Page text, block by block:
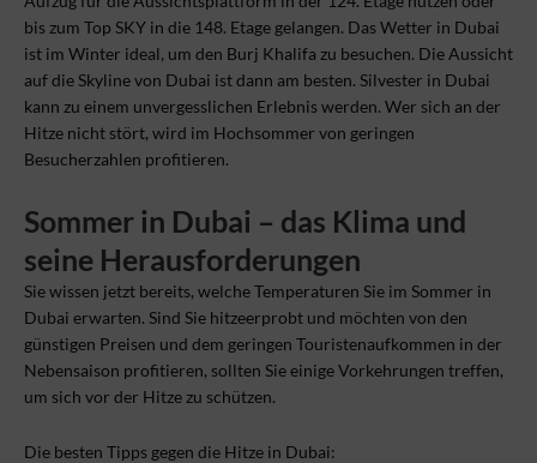
bis zum Top SKY in die 148. Etage gelangen. Das Wetter in Dubai
ist im Winter ideal, um den Burj Khalifa zu besuchen. Die Aussicht
auf die Skyline von Dubai ist dann am besten. Silvester in Dubai
kann zu einem unvergesslichen Erlebnis werden. Wer sich an der
Hitze nicht stört, wird im Hochsommer von geringen
Besucherzahlen profitieren.
Sommer in Dubai – das Klima und
seine Herausforderungen
Sie wissen jetzt bereits, welche Temperaturen Sie im Sommer in
Dubai erwarten. Sind Sie hitzeerprobt und möchten von den
günstigen Preisen und dem geringen Touristenaufkommen in der
Nebensaison profitieren, sollten Sie einige Vorkehrungen treffen,
um sich vor der Hitze zu schützen.
Die besten Tipps gegen die Hitze in Dubai: